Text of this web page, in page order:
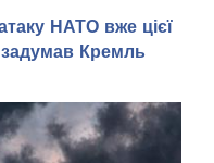
НАТО вже цієї
Кремль